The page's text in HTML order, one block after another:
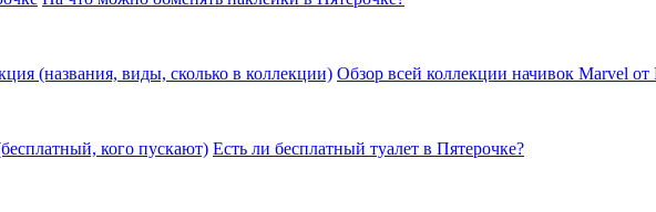
Обзор всей коллекции начивок Marvel от
Есть ли бесплатный туалет в Пятерочке?